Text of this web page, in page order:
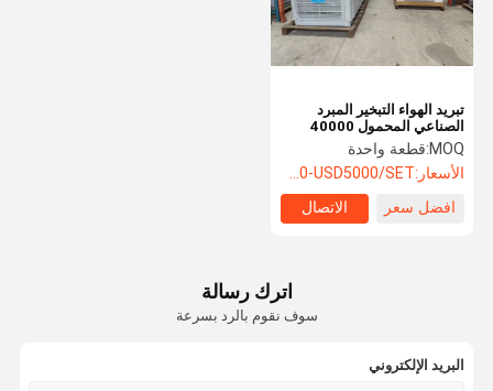
تبريد الهواء التبخير المبرد
الصناعي المحمول 40000
Cfm التبخير الصناعي تخزين
البرد
MOQ: قطعة واحدة
الأسعار:USD500-USD5000/SET
افضل سعر
الاتصال
اترك رسالة
سوف نقوم بالرد بسرعة
البريد الإلكتروني